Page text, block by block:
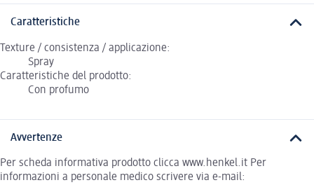
Caratteristiche
Texture / consistenza / applicazione:
Spray
Caratteristiche del prodotto:
Con profumo
Avvertenze
Per scheda informativa prodotto clicca www.henkel.it Per
informazioni a personale medico scrivere via e-mail: